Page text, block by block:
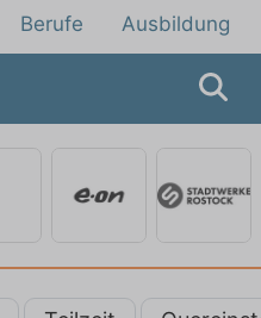
Berufe Ausbildung